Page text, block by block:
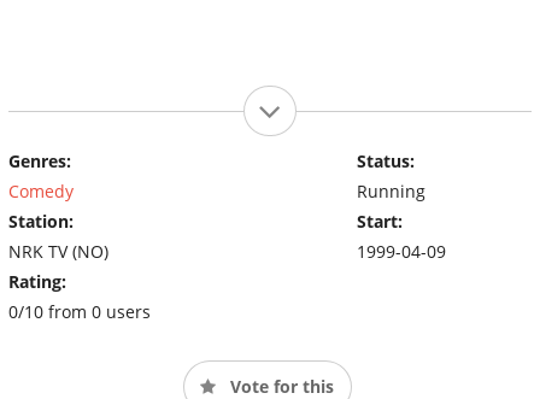
Genres:
Comedy
Station:
NRK TV (NO)
Rating:
0/10 from 0 users
Status:
Running
Start:
1999-04-09
Vote for this